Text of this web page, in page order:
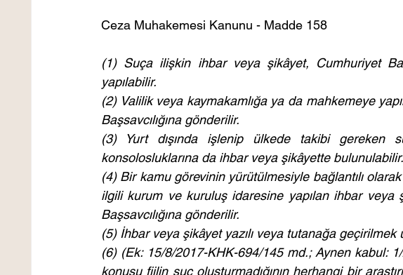
Ceza Muhakemesi Kanunu - Madde 158
(1) Suça ilişkin ihbar veya şikâyet, Cumhuriyet
yapılabilir.
(2) Valilik veya kaymakamlığa ya da mahkemeye
Başsavcılığına gönderilir.
(3) Yurt dışında işlenip ülkede takibi gereken
konsolosluklarına da ihbar veya şikâyette bulunulabilir.
(4) Bir kamu görevinin yürütülmesiyle bağlantılı
ilgili kurum ve kuruluş idaresine yapılan ihbar veya
Başsavcılığına gönderilir.
(5) İhbar veya şikâyet yazılı veya tutanağa geçirilmek
(6) (Ek: 15/8/2017-KHK-694/145 md.; Aynen kabul:
konusu fiilin suç oluşturmadığının herhangi bir